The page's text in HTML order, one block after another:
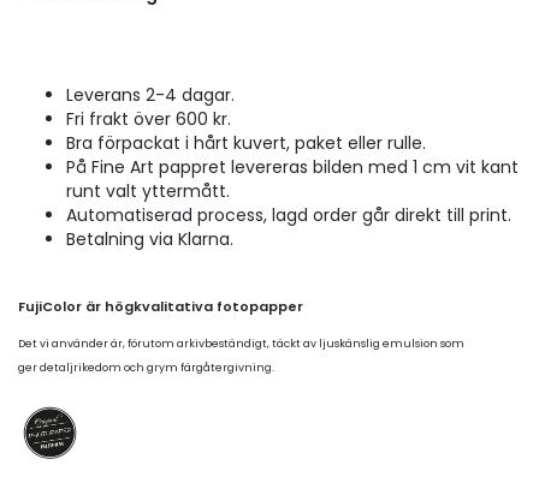
Leverans 2-4 dagar.
Fri frakt över 600 kr.
Bra förpackat i hårt kuvert, paket eller rulle.
På Fine Art pappret levereras bilden med 1 cm vit kant
runt valt yttermått.
Automatiserad process, lagd order går direkt till print.
Betalning via Klarna.
FujiColor är högkvalitativa fotopapper
Det vi använder är, förutom arkivbeständigt, täckt av ljuskänslig emulsion som
ger detaljrikedom och grym färgåtergivning.